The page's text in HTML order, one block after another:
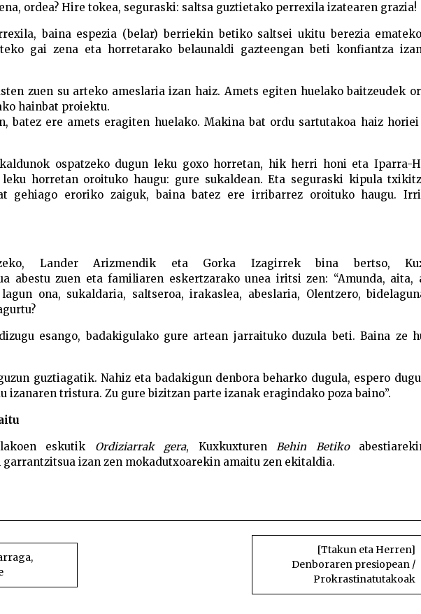
ordea? Hire tokea, seguraski: saltsa guztietako perrexila izatearen grazia!
baina espezia (belar) berriekin betiko saltsei ukitu berezia
gai zena eta horretarako belaunaldi gazteengan beti konfiantza
zuen su arteko ameslaria izan haiz. Amets egiten huelako baitzeudek
hainbat proiektu.
batez ere amets eragiten huelako. Makina bat ordu sartutakoa haiz
ospatzeko dugun leku goxo horretan, hik herri honi eta Iparra-
leku horretan oroituko haugu: gure sukaldean. Eta seguraski kipula
gehiago eroriko zaiguk, baina batez ere irribarrez oroituko haugu.
Lander Arizmendik eta Gorka Izagirrek bina bertso,
abestu zuen eta familiaren eskertzarako unea iritsi zen: “Amunda, aita,
ona, sukaldaria, saltseroa, irakaslea, abeslaria, Olentzero,
esango, badakigulako gure artean jarraituko duzula beti. Baina ze
guztiagatik. Nahiz eta badakigun denbora beharko dugula, espero
izanaren tristura. Zu gure bizitzan parte izanak eragindako poza baino”.
eskutik Ordiziarrak gera, KuxkuxturenBehin Betiko
izan zen mokadutxoarekin amaitu zen ekitaldia.
[Ttakun eta Herren]
Denboraren presiopean /
Prokrastinatutakoak